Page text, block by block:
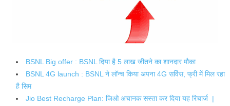
BSNL Big offer : BSNL दिया है 5 लाख जीतने का शानदार मौका
BSNL 4G launch : BSNL ने लॉन्च किया अपना 4G सर्विस, फ्री में मिल रहा
है सिम
Jio Best Recharge Plan: जिओ अचानक सस्ता कर दिया यह रिचार्ज |